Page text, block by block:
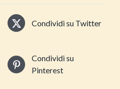
Condividi su Twitter
Condividi su
Pinterest